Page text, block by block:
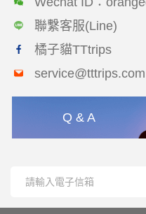
聯繫客服(Line)
橘子貓TTtrips
service@tttrips.com
Q & A